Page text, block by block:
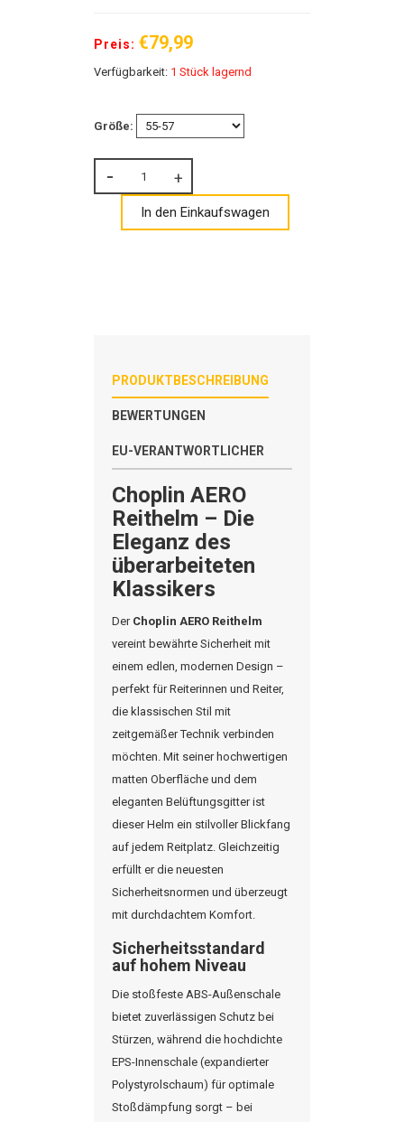
Preis: €79,99
Verfügbarkeit: 1 Stück lagernd
Größe:
In den Einkaufswagen
PRODUKTBESCHREIBUNG
BEWERTUNGEN
EU-VERANTWORTLICHER
Choplin AERO
Reithelm – Die
Eleganz des
überarbeiteten
Klassikers
Der Choplin AERO Reithelm
vereint bewährte Sicherheit mit
einem edlen, modernen Design –
perfekt für Reiterinnen und Reiter,
die klassischen Stil mit
zeitgemäßer Technik verbinden
möchten. Mit seiner hochwertigen
matten Oberfläche und dem
eleganten Belüftungsgitter ist
dieser Helm ein stilvoller Blickfang
auf jedem Reitplatz. Gleichzeitig
erfüllt er die neuesten
Sicherheitsnormen und überzeugt
mit durchdachtem Komfort.
Sicherheitsstandard
auf hohem Niveau
Die stoßfeste ABS-Außenschale
bietet zuverlässigen Schutz bei
Stürzen, während die hochdichte
EPS-Innenschale (expandierter
Polystyrolschaum) für optimale
Stoßdämpfung sorgt – bei